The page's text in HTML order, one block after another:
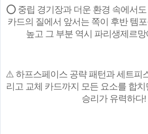
⭕ 중립 경기장과 더운 환경 속에서도
카드의 질에서 앞서는 쪽이 후반 템
높고 그 부분 역시 파리생제르
⚠️ 하프스페이스 공략 패턴과 세트피
리고 교체 카드까지 모든 요소를 합치
승리가 유력하다!